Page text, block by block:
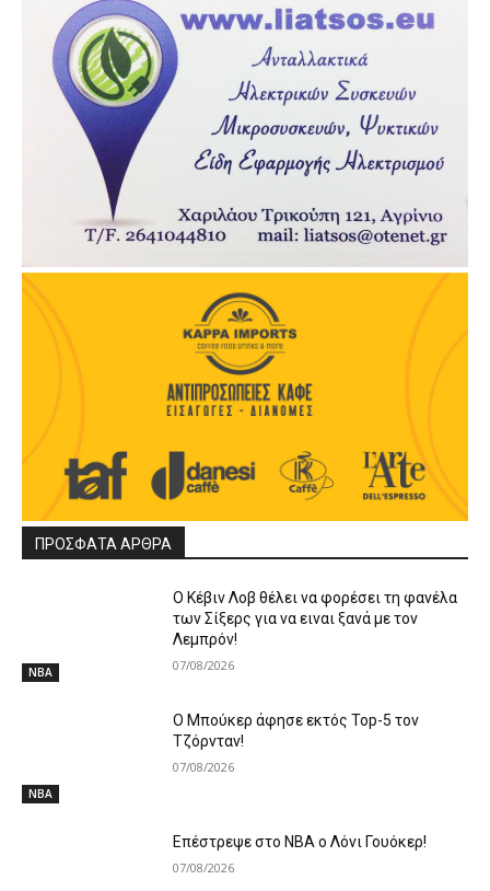
ΠΡΟΣΦΑΤΑ ΑΡΘΡΑ
NBA
Ο Κέβιν Λοβ θέλει να φορέσει τη φανέλα
των Σίξερς για να ειναι ξανά με τον
Λεμπρόν!
07/08/2026
NBA
Ο Μπούκερ άφησε εκτός Top-5 τον
Τζόρνταν!
07/08/2026
Επέστρεψε στο ΝΒΑ ο Λόνι Γουόκερ!
07/08/2026